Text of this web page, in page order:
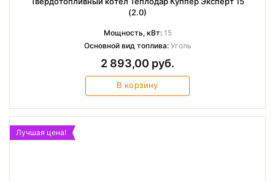
(2.0)
Мощность, кВт:15
Основной вид топлива:Уголь
2 893,00 руб.
В корзину
Лучшая цена!